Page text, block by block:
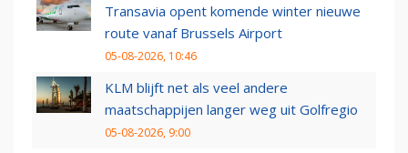
Transavia opent komende winter nieuwe
route vanaf Brussels Airport
05-08-2026, 10:46
KLM blijft net als veel andere
maatschappijen langer weg uit Golfregio
05-08-2026, 9:00